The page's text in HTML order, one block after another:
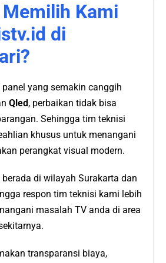
Memilih Kami
di
panel yang semakin canggih
Qled , perbaikan tidak bisa
Sehingga tim teknisi
khusus untuk menangani
perangkat visual modern.
di wilayah Surakarta dan
respon tim teknisi kami lebih
masalah TV anda di area
transparansi biaya,